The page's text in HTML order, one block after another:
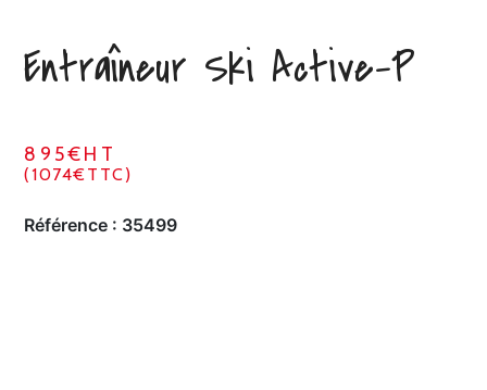
Entraîneur Ski Active-P
895€HT
(1074€TTC)
Référence : 35499